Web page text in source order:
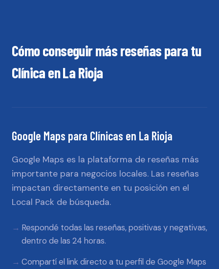
Cómo conseguir más reseñas para tu
ClínicaenLa Rioja
Google Maps para Clínicas en La Rioja
Google Maps es la plataforma de reseñas más
importante para negocios locales. Las reseñas
impactan directamente en tu posición en el
Local Pack de búsqueda.
Respondé todas las reseñas, positivas y negativas,
dentro de las 24 horas.
Compartí el link directo a tu perfil de Google Maps